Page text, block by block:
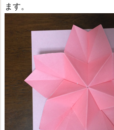
ます。